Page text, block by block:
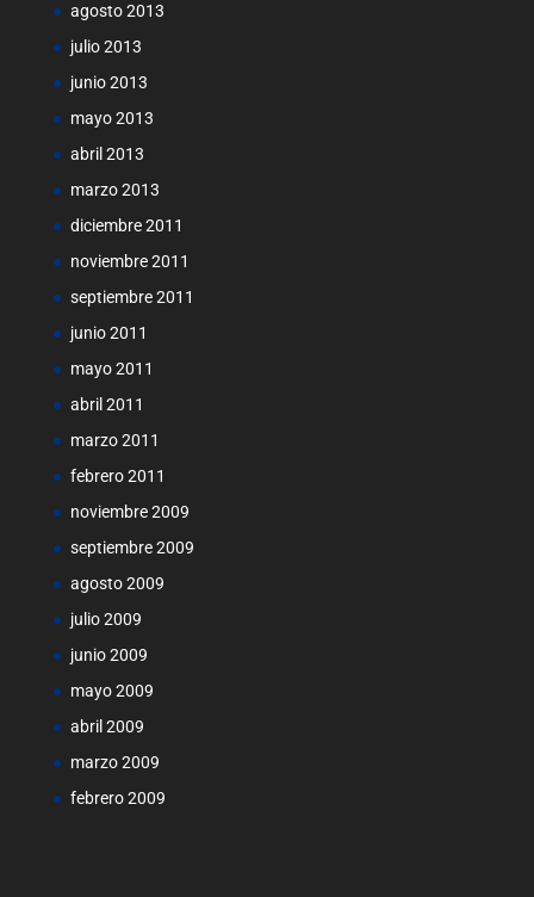
agosto 2013
julio 2013
junio 2013
mayo 2013
abril 2013
marzo 2013
diciembre 2011
noviembre 2011
septiembre 2011
junio 2011
mayo 2011
abril 2011
marzo 2011
febrero 2011
noviembre 2009
septiembre 2009
agosto 2009
julio 2009
junio 2009
mayo 2009
abril 2009
marzo 2009
febrero 2009